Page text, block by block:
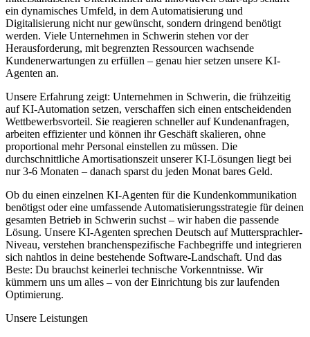
ein dynamisches Umfeld, in dem Automatisierung und
Digitalisierung nicht nur gewünscht, sondern dringend benötigt
werden. Viele Unternehmen in Schwerin stehen vor der
Herausforderung, mit begrenzten Ressourcen wachsende
Kundenerwartungen zu erfüllen – genau hier setzen unsere KI-
Agenten an.
Unsere Erfahrung zeigt: Unternehmen in Schwerin, die frühzeitig
auf KI-Automation setzen, verschaffen sich einen entscheidenden
Wettbewerbsvorteil. Sie reagieren schneller auf Kundenanfragen,
arbeiten effizienter und können ihr Geschäft skalieren, ohne
proportional mehr Personal einstellen zu müssen. Die
durchschnittliche Amortisationszeit unserer KI-Lösungen liegt bei
nur 3-6 Monaten – danach sparst du jeden Monat bares Geld.
Ob du einen einzelnen KI-Agenten für die Kundenkommunikation
benötigst oder eine umfassende Automatisierungsstrategie für deinen
gesamten Betrieb in Schwerin suchst – wir haben die passende
Lösung. Unsere KI-Agenten sprechen Deutsch auf Muttersprachler-
Niveau, verstehen branchenspezifische Fachbegriffe und integrieren
sich nahtlos in deine bestehende Software-Landschaft. Und das
Beste: Du brauchst keinerlei technische Vorkenntnisse. Wir
kümmern uns um alles – von der Einrichtung bis zur laufenden
Optimierung.
Unsere Leistungen